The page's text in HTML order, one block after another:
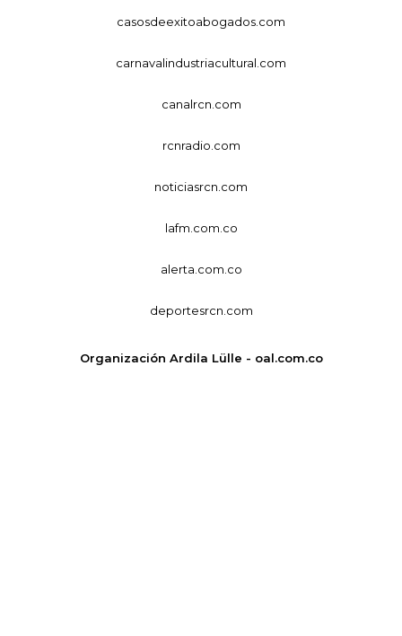
casosdeexitoabogados.com
carnavalindustriacultural.com
canalrcn.com
rcnradio.com
noticiasrcn.com
lafm.com.co
alerta.com.co
deportesrcn.com
Organización Ardila Lülle - oal.com.co